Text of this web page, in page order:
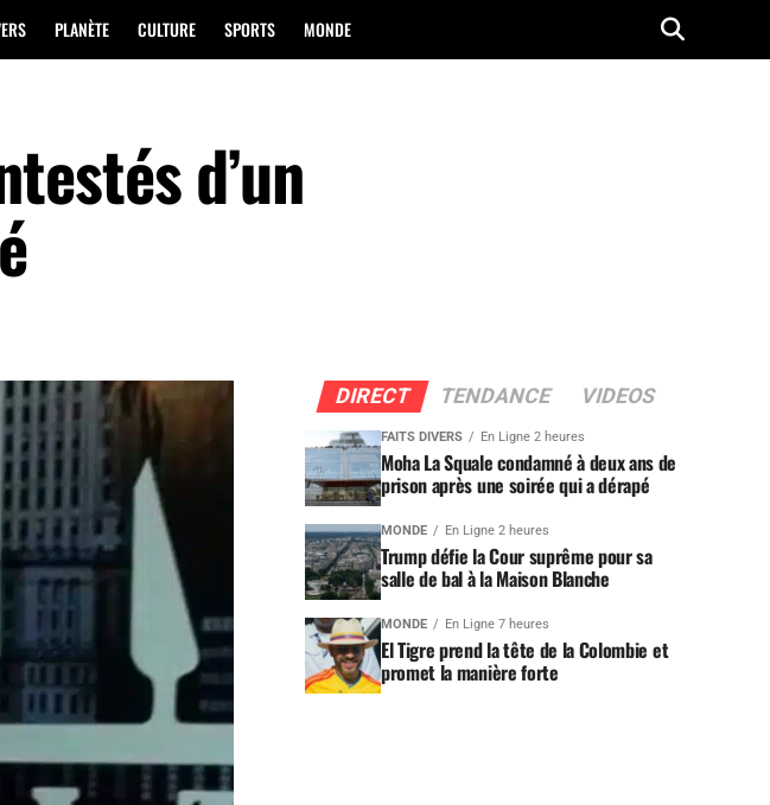
PLANÈTE CULTURE SPORTS MONDE
d’un
DIRECT TENDANCE VIDEOS
FAITS DIVERS En Ligne 2 heures
Moha La Squale condamné à deux ans de
prison après une soirée qui a dérapé
MONDE En Ligne 2 heures
Trump défie la Cour suprême pour sa
salle de bal à la Maison Blanche
MONDE En Ligne 7 heures
El Tigre prend la tête de la Colombie et
promet la manière forte